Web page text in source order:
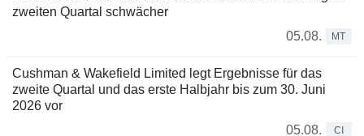
zweiten Quartal schwächer
05.08.
MT
Cushman & Wakefield Limited legt Ergebnisse für das
zweite Quartal und das erste Halbjahr bis zum 30. Juni
2026 vor
05.08.
CI